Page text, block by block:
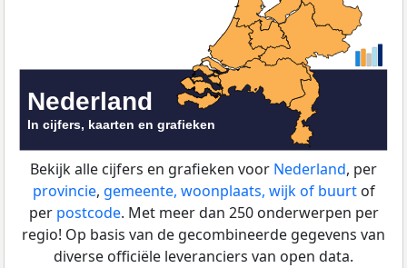
Bekijk alle cijfers en grafieken voor Nederland, per
provincie, gemeente, woonplaats, wijk of buurtof
per postcode. Met meer dan 250 onderwerpen per
regio! Op basis van de gecombineerde gegevens van
diverse officiële leveranciers van open data.